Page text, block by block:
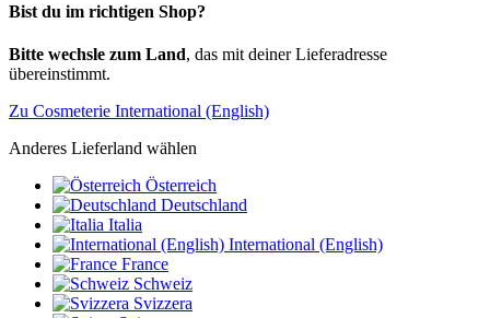
Bist du im richtigen Shop?
Bitte wechsle zum Land, das mit deiner Lieferadresse
übereinstimmt.
Zu Cosmeterie International (English)
Anderes Lieferland wählen
Österreich
Deutschland
Italia
International (English)
France
Schweiz
Svizzera